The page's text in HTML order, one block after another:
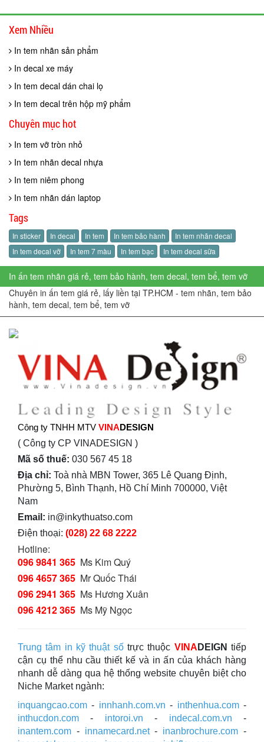
Xem Nhiều
In tem nhãn sản phẩm
In decal xe máy
In tem decal dán chai lọ
In tem decal trên hộp mỹ phẩm
Chuyên mục hot
In tem vỡ tròn nhỏ
In tem nhãn decal nhựa
In tem niêm phong
In tem nhãn dán laptop
Tags
In sticker In decal In tem In tem bảo hành
In tem nhãn decal
In tem decal vỡ
In tem 7 màu In tem bạc In tem decal sữa
In ấn tem nhãn giá rẻ, tem bảo hành, tem decal, tem bể, tem vỡ
Chuyên in ấn tem giá rẻ, lấy liền tại TP.HCM - tem nhãn, tem bảo
hành, tem decal, tem bể, tem vỡ
Công ty TNHH MTV VINADESIGN
( Công ty CP VINADESIGN )
Mã số thuế: 030 567 45 18
Địa chỉ: Toà nhà MBN Tower, 365 Lê Quang Định,
Phường 5, Bình Thạnh, Hồ Chí Minh 700000, Việt
Nam
Email: in@inkythuatso.com
Điện thoại: (028) 22 68 2222
Hotline:
096 9841 365 Ms Kim Quý
096 4657 365 Mr Quốc Thái
096 2941 365 Ms Hương Xuân
096 4212 365 Ms Mỹ Ngọc
Trung tâm in kỹ thuật sốtrực thuộc VINA DEIGN tiếp
cận cụ thể nhu cầu thiết kế và in ấn của khách hàng
nhanh dễ dàng qua hệ thống website chuyên biệt cho
Niche Market ngành:
inquangcao.com - innhanh.com.vn - inthenhua.com-
inthucdon.com - intoroi.vn - indecal.com.vn -
inantem.com - innamecard.net- inanbrochure.com -